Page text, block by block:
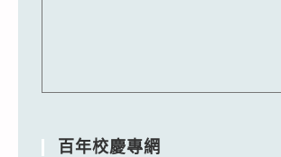
百年校慶專網